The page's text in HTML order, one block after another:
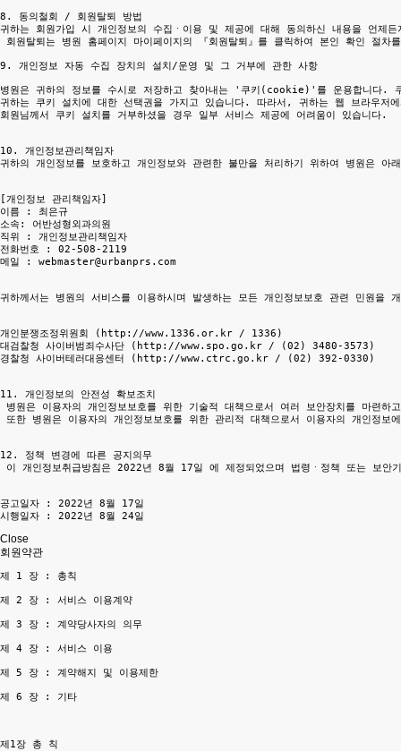
8. 동의철회 / 회원탈퇴 방법
귀하는 회원가입 시 개인정보의 수집ㆍ이용 및 제공에 대해 동의하신 내용을 언제
회원탈퇴는 병원 홈페이지 마이페이지의 『회원탈퇴』를 클릭하여 본인 확인 절
9. 개인정보 자동 수집 장치의 설치/운영 및 그 거부에 관한 사항
병원은 귀하의 정보를 수시로 저장하고 찾아내는 '쿠키(cookie)'를 운용합니다.
귀하는 쿠키 설치에 대한 선택권을 가지고 있습니다. 따라서, 귀하는 웹 브라우저
회원님께서 쿠키 설치를 거부하셨을 경우 일부 서비스 제공에 어려움이 있습니다.
10. 개인정보관리책임자
귀하의 개인정보를 보호하고 개인정보와 관련한 불만을 처리하기 위하여 병원은 아
[개인정보 관리책임자]
이름 : 최은규
소속: 어반성형외과의원
직위 : 개인정보관리책임자
전화번호 : 02-508-2119
메일 : webmaster@urbanprs.com
귀하께서는 병원의 서비스를 이용하시며 발생하는 모든 개인정보보호 관련 민원
개인분쟁조정위원회 (http://www.1336.or.kr / 1336)
대검찰청 사이버범죄수사단 (http://www.spo.go.kr / (02) 3480-3573)
경찰청 사이버테러대응센터 (http://www.ctrc.go.kr / (02) 392-0330)
11. 개인정보의 안전성 확보조치
병원은 이용자의 개인정보보호를 위한 기술적 대책으로서 여러 보안장치를 마련
또한 병원은 이용자의 개인정보보호를 위한 관리적 대책으로서 이용자의 개인정
12. 정책 변경에 따른 공지의무
이 개인정보취급방침은 2022년 8월 17일 에 제정되었으며 법령ㆍ정책 또는 보
공고일자 : 2022년 8월 17일
시행일자 : 2022년 8월 24일 ​
Close
회원약관
제 1 장 : 총칙
제 2 장 : 서비스 이용계약
제 3 장 : 계약당사자의 의무
제 4 장 : 서비스 이용
제 5 장 : 계약해지 및 이용제한
제 6 장 : 기타
제1장 총 칙